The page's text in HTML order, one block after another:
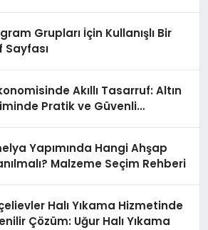
Grupları İçin Kullanışlı Bir
Sayfası
Akıllı Tasarruf: Altın
Pratik ve Güvenli
Yapımında Hangi Ahşap
Malzeme Seçim Rehberi
Halı Yıkama Hizmetinde
Çözüm: Uğur Halı Yıkama